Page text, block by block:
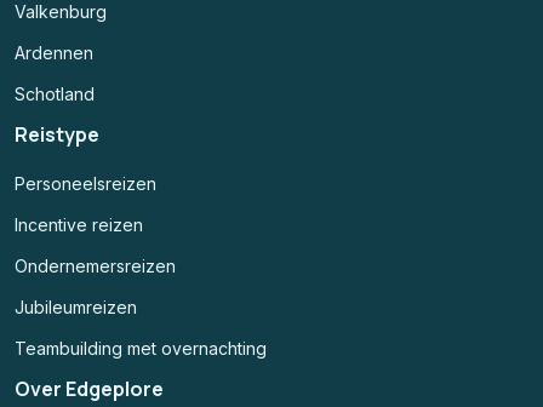
Valkenburg
Ardennen
Schotland
Reistype
Personeelsreizen
Incentive reizen
Ondernemersreizen
Jubileumreizen
Teambuilding met overnachting
Over Edgeplore